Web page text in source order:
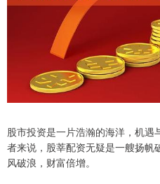
股市投资是一片浩瀚的海洋，机
者来说，股莘配资无疑是一艘扬帆
风破浪，财富倍增。